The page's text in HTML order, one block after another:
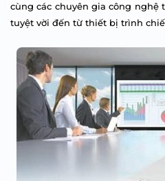
cùng các chuyên gia công
tuyệt vời đến từ thiết bị trình